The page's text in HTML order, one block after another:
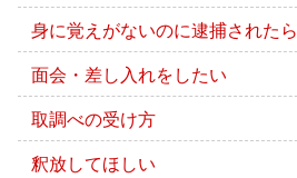
身に覚えがないのに逮捕されたら
面会・差し入れをしたい
取調べの受け方
釈放してほしい